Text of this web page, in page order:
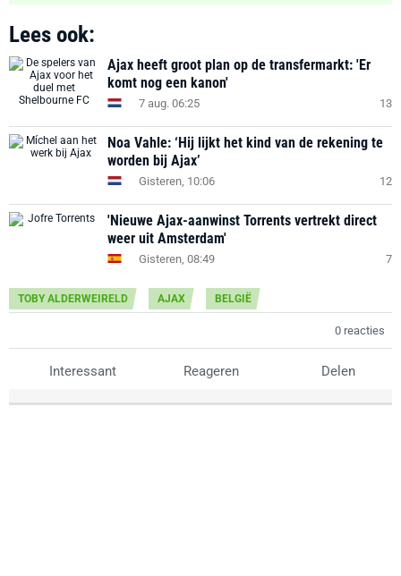
Lees ook:
Ajax heeft groot plan op de transfermarkt: 'Er
komt nog een kanon'
7 aug. 06:25 13
Noa Vahle: ‘Hij lijkt het kind van de rekening te
worden bij Ajax’
Gisteren, 10:06 12
'Nieuwe Ajax-aanwinst Torrents vertrekt direct
weer uit Amsterdam'
Gisteren, 08:49 7
TOBY ALDERWEIRELD AJAX BELGIË
0 reacties
Interessant Reageren Delen